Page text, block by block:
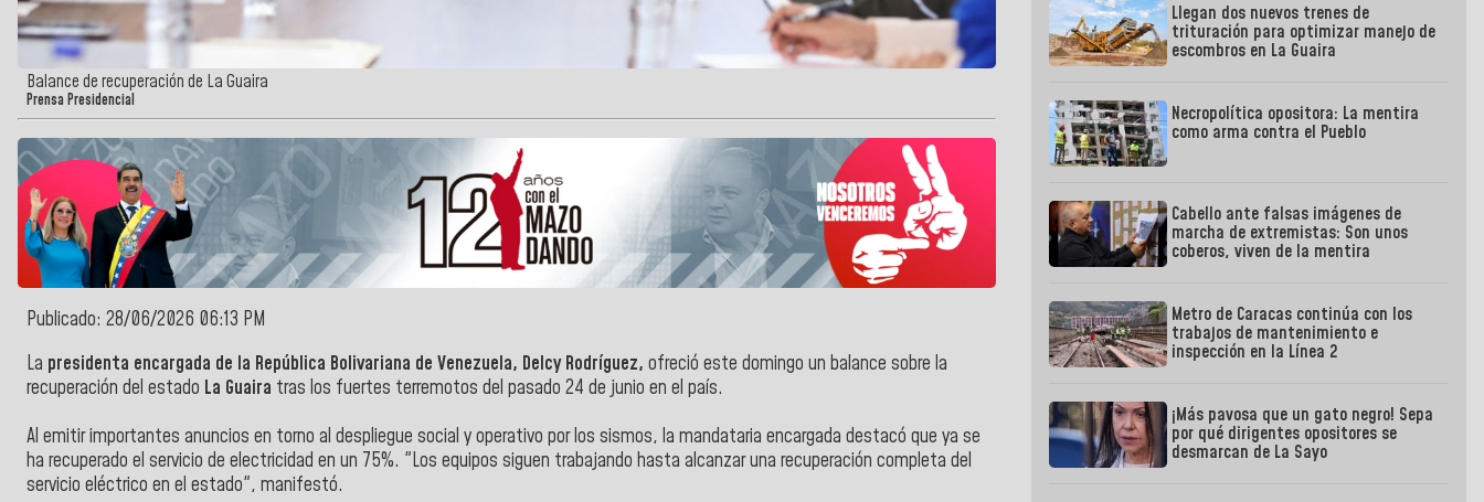
Balance de recuperación de La Guaira
Prensa Presidencial
Publicado: 28/06/2026 06:13 PM
La presidenta encargada de la República Bolivariana de Venezuela, Delcy Rodríguez, ofreció este domingo un balance sobre la
recuperación del estado La Guaira tras los fuertes terremotos del pasado 24 de junio en el país.
Al emitir importantes anuncios en torno al despliegue social y operativo por los sismos, la mandataria encargada destacó que ya se
ha recuperado el servicio de electricidad en un 75%. "Los equipos siguen trabajando hasta alcanzar una recuperación completa del
servicio eléctrico en el estado", manifestó.
Llegan dos nuevos trenes de
trituración para optimizar manejo de
escombros en La Guaira
Necropolítica opositora: La mentira
como arma contra el Pueblo
Cabello ante falsas imágenes de
marcha de extremistas: Son unos
coberos, viven de la mentira
Metro de Caracas continúa con los
trabajos de mantenimiento e
inspección en la Línea 2
¡Más pavosa que un gato negro! Sepa
por qué dirigentes opositores se
desmarcan de La Sayo